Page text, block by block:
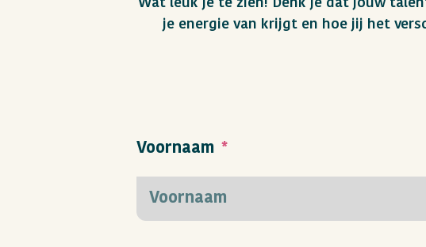
Wat leuk je te zien! Denk je dat jouw
je energie van krijgt en hoe jij het
Voornaam